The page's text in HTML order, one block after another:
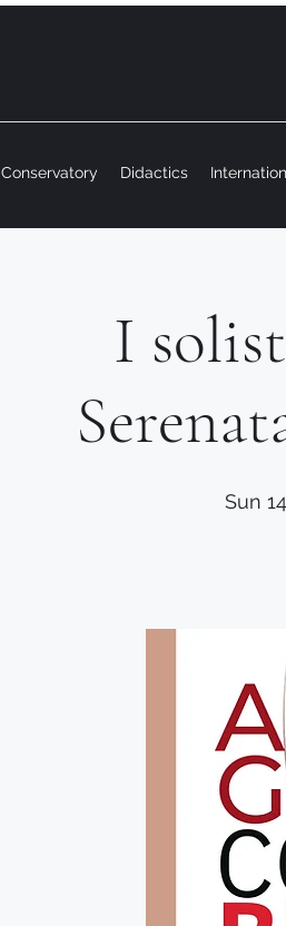
Conservatory Didactics
I
Sun